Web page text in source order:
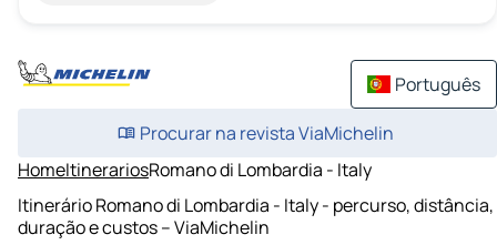
Português
Procurar na revista ViaMichelin
HomeItinerariosRomano di Lombardia - Italy
Itinerário Romano di Lombardia - Italy - percurso, distância,
duração e custos – ViaMichelin